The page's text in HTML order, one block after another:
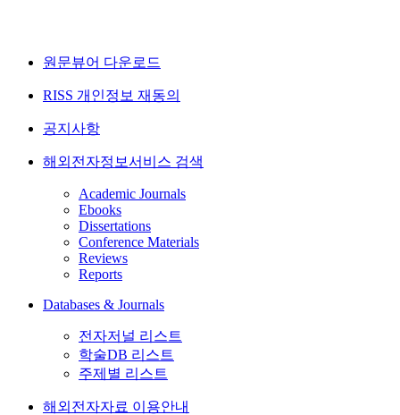
원문뷰어 다운로드
RISS 개인정보 재동의
공지사항
해외전자정보서비스 검색
Academic Journals
Ebooks
Dissertations
Conference Materials
Reviews
Reports
Databases & Journals
전자저널 리스트
학술DB 리스트
주제별 리스트
해외전자자료 이용안내